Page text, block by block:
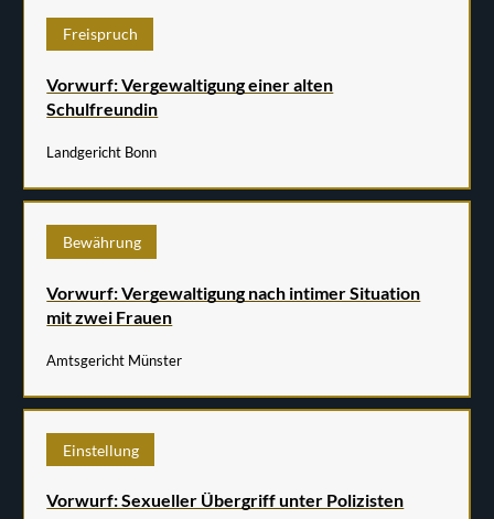
Freispruch
Vorwurf: Vergewaltigung einer alten
Schulfreundin
Landgericht Bonn
Bewährung
Vorwurf: Vergewaltigung nach intimer Situation
mit zwei Frauen
Amtsgericht Münster
Einstellung
Vorwurf: Sexueller Übergriff unter Polizisten